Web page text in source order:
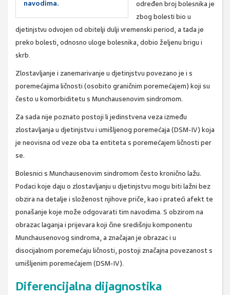
navodima.
određen broj bolesnika je
zbog bolesti bio u
djetinjstvu odvojen od obitelji dulji vremenski period, a tada je
preko bolesti, odnosno uloge bolesnika, dobio željenu brigu i
skrb.
Zlostavljanje i zanemarivanje u djetinjstvu povezano je i s
poremećajima ličnosti (osobito graničnim poremećajem) koji su
često u komorbiditetu s Munchausenovim sindromom.
Za sada nije poznato postoji li jedinstvena veza između
zlostavljanja u djetinjstvu i umišljenog poremećaja (DSM-IV) koja
je neovisna od veze oba ta entiteta s poremećajem ličnosti per
se.
Bolesnici s Munchausenovim sindromom često kronično lažu.
Podaci koje daju o zlostavljanju u djetinjstvu mogu biti lažni bez
obzira na detalje i složenost njihove priče, kao i prateći afekt te
ponašanje koje može odgovarati tim navodima. S obzirom na
obrazac laganja i prijevara koji čine središnju komponentu
Munchausenovog sindroma, a značajan je obrazac i u
disocijalnom poremećaju ličnosti, postoji značajna povezanost s
umišljenim poremećajem (DSM-IV).
Diferencijalna dijagnostika